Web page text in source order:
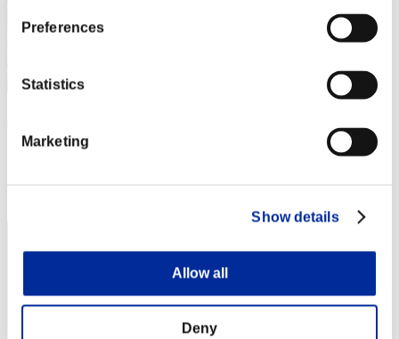
Preferences
Statistics
Marketing
Show details
Allow all
Deny
スコア:Lv:1/08'21"45
RANK